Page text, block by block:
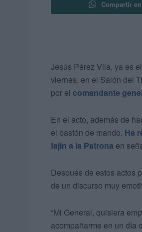
Compartir
Jesús Pérez Vila, ya es
viernes, en el Salón del
por el comandante
En el acto, además de
el bastón de mando. Ha
fajín a la Patrona en
Después de estos actos
de un discurso muy
“Mi General, quisiera
acompañarme en un día